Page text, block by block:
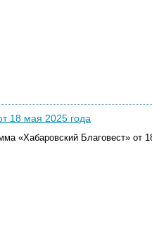
18 мая 2025 года
«Хабаровский Благовест» от